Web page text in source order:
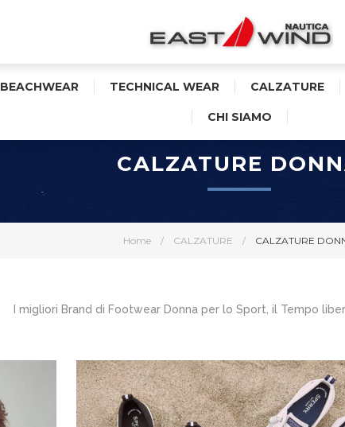
BEACHWEAR TECHNICAL WEAR CALZATURE
CHI SIAMO
Home / CALZATURE / CALZATURE
CALZATURE
I migliori Brand di Footwear Donna per lo Sport, il Tempo